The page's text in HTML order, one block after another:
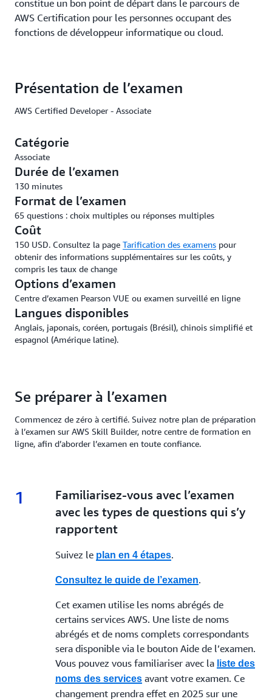
constitue un bon point de départ dans le parcours de
AWS Certification pour les personnes occupant des
fonctions de développeur informatique ou cloud.
Présentation de l’examen
AWS Certified Developer - Associate
Catégorie
Associate
Durée de l’examen
130 minutes
Format de l’examen
65 questions : choix multiples ou réponses multiples
Coût
150 USD. Consultez la page Tarification des examens pour
obtenir des informations supplémentaires sur les coûts, y
compris les taux de change
Options d’examen
Centre d’examen Pearson VUE ou examen surveillé en ligne
Langues disponibles
Anglais, japonais, coréen, portugais (Brésil), chinois simplifié et
espagnol (Amérique latine).
Se préparer à l’examen
Commencez de zéro à certifié. Suivez notre plan de préparation
à l’examen sur AWS Skill Builder, notre centre de formation en
ligne, afin d’aborder l’examen en toute confiance.
1 1.
Familiarisez-vous avec l’examen
avec les types de questions qui s’y
rapportent
Suivez le plan en 4 étapes.
Consultez le guide de l’examen.
Cet examen utilise les noms abrégés de
certains services AWS. Une liste de noms
abrégés et de noms complets correspondants
sera disponible via le bouton Aide de l’examen.
Vous pouvez vous familiariser avec la liste des
noms des servicesavant votre examen. Ce
changement prendra effet en 2025 sur une